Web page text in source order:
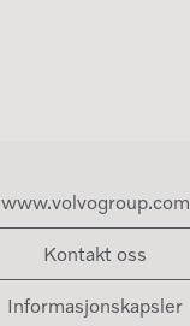
www.volvogroup.com
Kontakt oss
Informasjonskapsler